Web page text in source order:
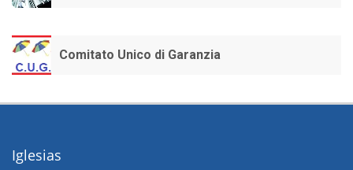
Comitato Unico di Garanzia
Iglesias